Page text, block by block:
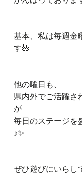
基本、私は毎週金
す🌺
他の曜日も、
県内外でご活躍さ
が
毎日のステージを
♪✨
ぜひ遊びにいらし